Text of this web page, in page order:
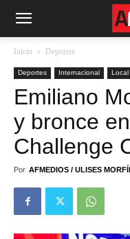
Inicio Deportes
Deportes Internacional Local
Emiliano
y bronce
Challenge
Por AFMEDIOS / ULISES